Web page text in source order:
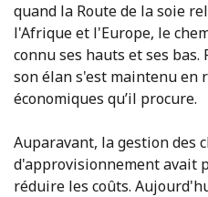
quand la Route de la soie
l'Afrique et l'Europe, le
connu ses hauts et ses
son élan s'est maintenu en
économiques qu’il procure.
Auparavant, la gestion des
d'approvisionnement avait
réduire les coûts.